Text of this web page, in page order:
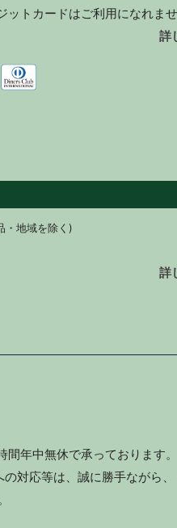
トカードはご利用になれませ
詳
・地域を除く)
詳
年中無休で承っております。
対応等は、誠に勝手ながら